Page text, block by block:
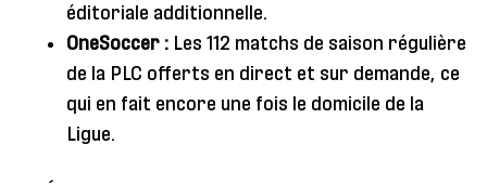
éditoriale additionnelle.
OneSoccer : Les 112 matchs de saison régulière
de la PLC offerts en direct et sur demande, ce
qui en fait encore une fois le domicile de la
Ligue.